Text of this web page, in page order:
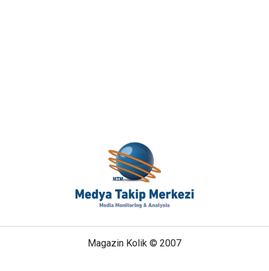
Magazin Kolik © 2007